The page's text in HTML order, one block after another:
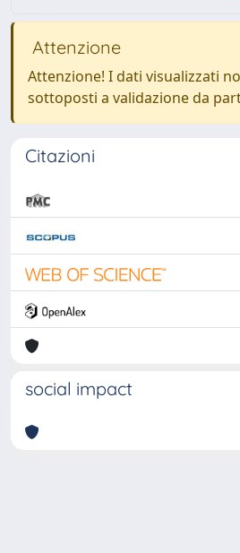
Attenzione
Attenzione! I dati visualizzati
sottoposti a validazione da
Citazioni
social impact